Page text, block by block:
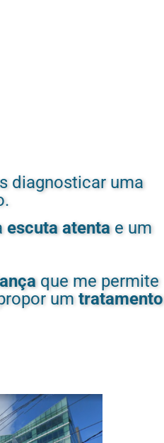
diagnosticar uma
escuta atentae um
que me permite
um tratamento